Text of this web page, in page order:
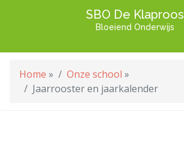
SBO De Klaproos
Bloeiend Onderwijs
Home » Onze school »
Jaarrooster en jaarkalender